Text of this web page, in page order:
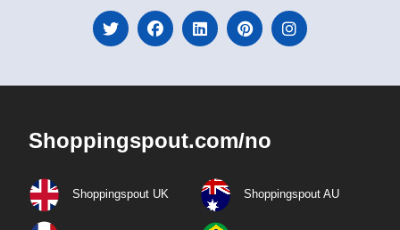
Shoppingspout.com/no
Shoppingspout UK Shoppingspout AU